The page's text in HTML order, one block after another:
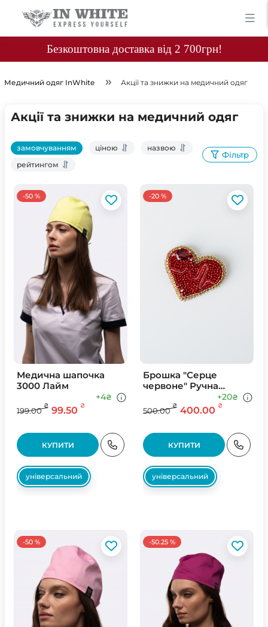
Безкоштовна доставка від 2 700грн!
Медичний одяг InWhite Акції та знижки на медичний одяг
Акції та знижки на медичний одяг
замовчуванням ціною
назвою
рейтингом
Фільтр
-50 %
Медична шапочка
3000 Лайм
199.00
₴ 99.50 ₴
+4₴
КУПИТИ
універсальний
-20 %
Брошка "Серце
червоне" Ручна
500.00
₴ 400.00 ₴
+20₴
КУПИТИ
універсальний
-50 % -50.25 %